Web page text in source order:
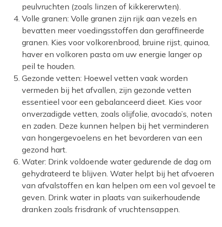
peulvruchten (zoals linzen of kikkererwten).
Volle granen: Volle granen zijn rijk aan vezels en
bevatten meer voedingsstoffen dan geraffineerde
granen. Kies voor volkorenbrood, bruine rijst, quinoa,
haver en volkoren pasta om uw energie langer op
peil te houden.
Gezonde vetten: Hoewel vetten vaak worden
vermeden bij het afvallen, zijn gezonde vetten
essentieel voor een gebalanceerd dieet. Kies voor
onverzadigde vetten, zoals olijfolie, avocado’s, noten
en zaden. Deze kunnen helpen bij het verminderen
van hongergevoelens en het bevorderen van een
gezond hart.
Water: Drink voldoende water gedurende de dag om
gehydrateerd te blijven. Water helpt bij het afvoeren
van afvalstoffen en kan helpen om een vol gevoel te
geven. Drink water in plaats van suikerhoudende
dranken zoals frisdrank of vruchtensappen.